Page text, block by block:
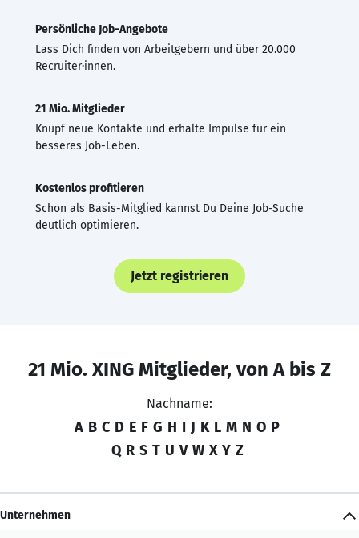
Persönliche Job-Angebote
Lass Dich finden von Arbeitgebern und über 20.000
Recruiter·innen.
21 Mio. Mitglieder
Knüpf neue Kontakte und erhalte Impulse für ein
besseres Job-Leben.
Kostenlos profitieren
Schon als Basis-Mitglied kannst Du Deine Job-Suche
deutlich optimieren.
Jetzt registrieren
21 Mio. XING Mitglieder, von A bis Z
Nachname:
A B C D E F G H I J K L M N O P
Q R S T U V W X Y Z
Unternehmen